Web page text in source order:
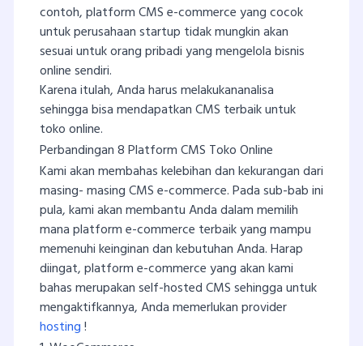
contoh, platform CMS e-commerce yang cocok
untuk perusahaan startup tidak mungkin akan
sesuai untuk orang pribadi yang mengelola bisnis
online sendiri.
Karena itulah, Anda harus melakukananalisa
sehingga bisa mendapatkan CMS terbaik untuk
toko online.
Perbandingan 8 Platform CMS Toko Online
Kami akan membahas kelebihan dan kekurangan dari
masing- masing CMS e-commerce. Pada sub-bab ini
pula, kami akan membantu Anda dalam memilih
mana platform e-commerce terbaik yang mampu
memenuhi keinginan dan kebutuhan Anda. Harap
diingat, platform e-commerce yang akan kami
bahas merupakan self-hosted CMS sehingga untuk
mengaktifkannya, Anda memerlukan provider
hosting!